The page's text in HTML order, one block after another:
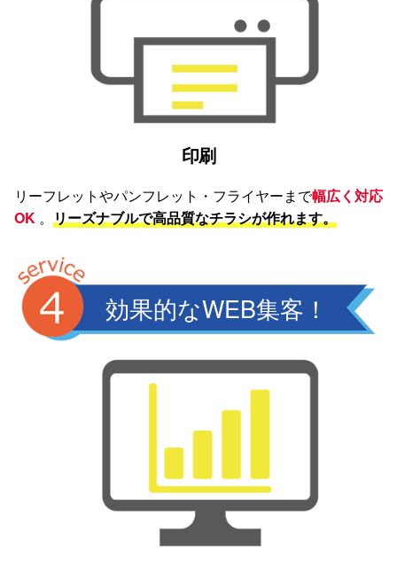
印刷
リーフレットやパンフレット・フライヤーまで幅広く対応
OK 。 リーズナブルで高品質なチラシが作れます。
効果的なWEB集客！